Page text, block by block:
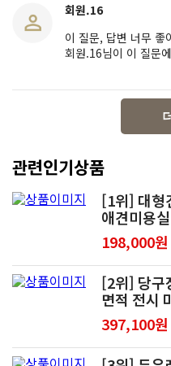
회원.16
이 질문, 답변 너무 좋
회원.16님이 이 질문
관련인기상품
[1위] 대형
애견미용
동물 동물병
198,000원
[2위] 당구
면적 전시
거실 천장
397,100원